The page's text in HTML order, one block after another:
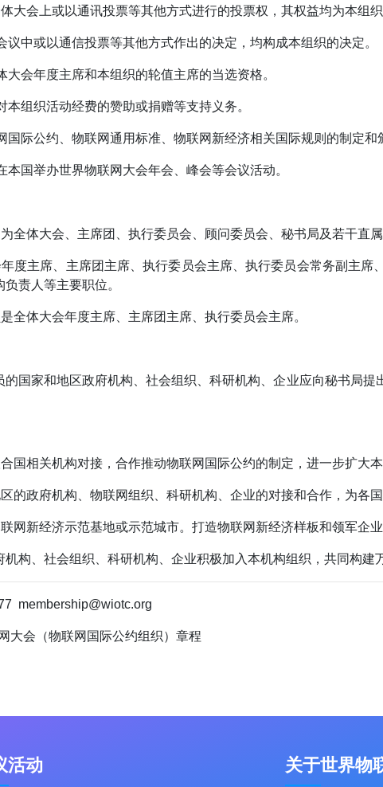
大会上或以通讯投票等其他方式进行的投票权，其权益均为本组织
议中或以通信投票等其他方式作出的决定，均构成本组织的决定。
大会年度主席和本组织的轮值主席的当选资格。
本组织活动经费的赞助或捐赠等支持义务。
国际公约、物联网通用标准、物联网新经济相关国际规则的制定和
本国举办世界物联网大会年会、峰会等会议活动。
全体大会、主席团、执行委员会、顾问委员会、秘书局及若干直属
度主席、主席团主席、执行委员会主席、执行委员会常务副主
责人等主要职位。
全体大会年度主席、主席团主席、执行委员会主席。
的国家和地区政府机构、社会组织、科研机构、企业应向秘书局
国相关机构对接，合作推动物联网国际公约的制定，进一步扩大
的政府机构、物联网组织、科研机构、企业的对接和合作，为各
网新经济示范基地或示范城市。打造物联网新经济样板和领军企
构、社会组织、科研机构、企业积极加入本机构组织，共同构建
membership@wiotc.org
大会（物联网国际公约组织）章程
活动 关于世界物